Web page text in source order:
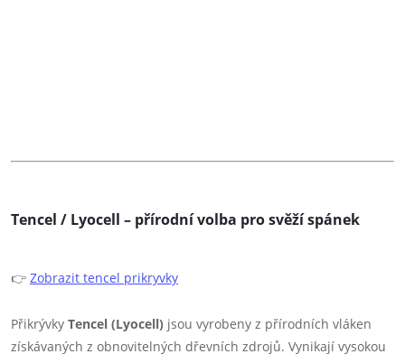
Tencel / Lyocell – přírodní volba pro svěží spánek
👉 Zobrazit tencel prikryvky
Přikrývky Tencel (Lyocell) jsou vyrobeny z přírodních vláken
získávaných z obnovitelných dřevních zdrojů. Vynikají vysokou